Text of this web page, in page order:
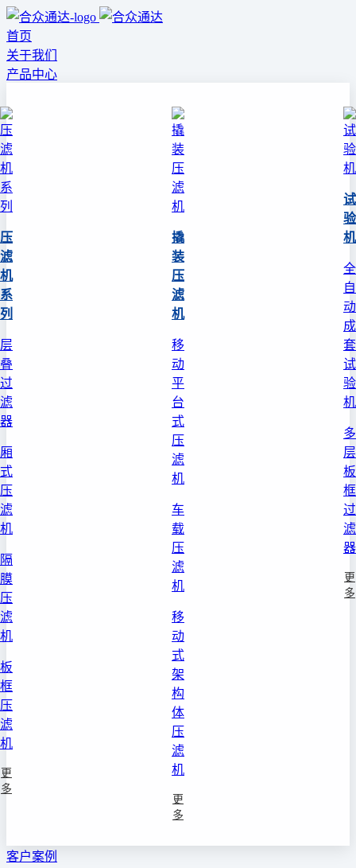
首页
关于我们
产品中心
压
滤
机
系
列
层
叠
过
滤
器
厢
式
压
滤
机
隔
膜
压
滤
机
板
框
压
滤
机
更
多
撬
装
压
滤
机
移
动
平
台
式
压
滤
机
车
载
压
滤
机
移
动
式
架
构
体
压
滤
机
更
多
试
验
机
全
自
动
成
套
试
验
机
多
层
板
框
过
滤
器
更
多
客户案例